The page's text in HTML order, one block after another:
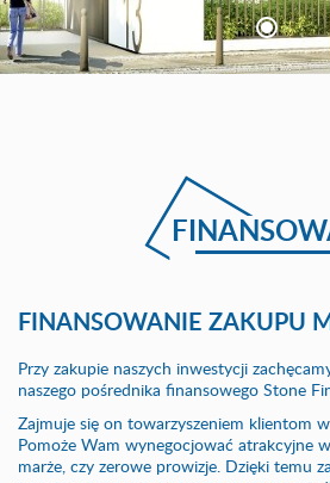
FINANSOWANIE ZAKUPU
Przy zakupie naszych inwestycji
naszego pośrednika finansowego Stone
Zajmuje się on towarzyszeniem klientom
Pomoże Wam wynegocjować atrakcyjne
marże, czy zerowe prowizje. Dzięki temu